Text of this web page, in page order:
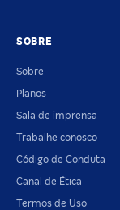
SOBRE
Sobre
Planos
Sala de imprensa
Trabalhe conosco
Código de Conduta
Canal de Ética
Termos de Uso